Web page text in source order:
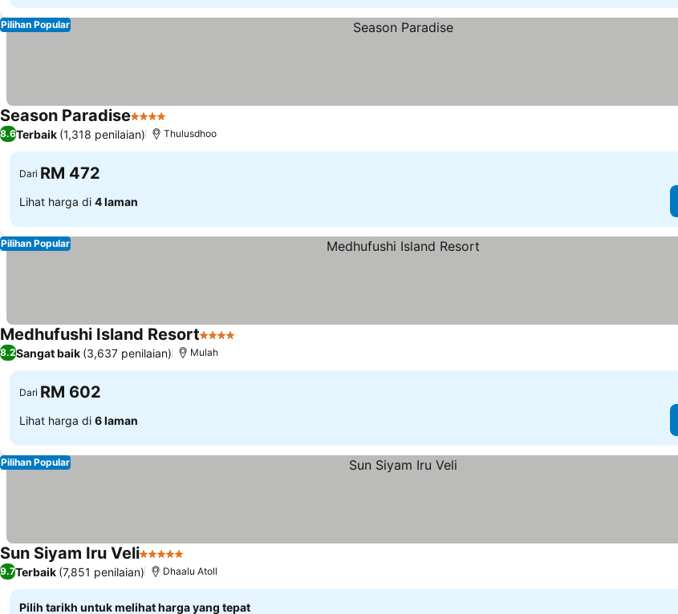
Pilihan Popular
Season Paradise4 Bintang
8.6Terbaik (1,318 penilaian) Thulusdhoo
Dari RM 472
Lihat harga di 4 laman
Pilihan Popular
Medhufushi Island Resort4 Bintang
8.2Sangat baik (3,637 penilaian) Mulah
Dari RM 602
Lihat harga di 6 laman
Pilihan Popular
Sun Siyam Iru Veli5 Bintang
9.7Terbaik (7,851 penilaian) Dhaalu Atoll
Pilih tarikh untuk melihat harga yang tepat